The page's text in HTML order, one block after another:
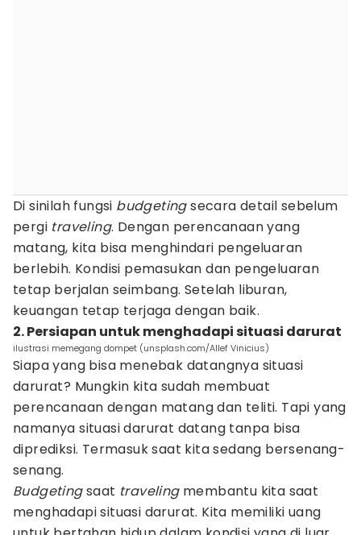
Di sinilah fungsi budgetingsecara detail sebelum
pergi traveling. Dengan perencanaan yang
matang, kita bisa menghindari pengeluaran
berlebih. Kondisi pemasukan dan pengeluaran
tetap berjalan seimbang. Setelah liburan,
keuangan tetap terjaga dengan baik.
2. Persiapan untuk menghadapi situasi darurat
ilustrasi memegang dompet (unsplash.com/Allef Vinicius)
Siapa yang bisa menebak datangnya situasi
darurat? Mungkin kita sudah membuat
perencanaan dengan matang dan teliti. Tapi yang
namanya situasi darurat datang tanpa bisa
diprediksi. Termasuk saat kita sedang bersenang-
senang.
Budgetingsaat travelingmembantu kita saat
menghadapi situasi darurat. Kita memiliki uang